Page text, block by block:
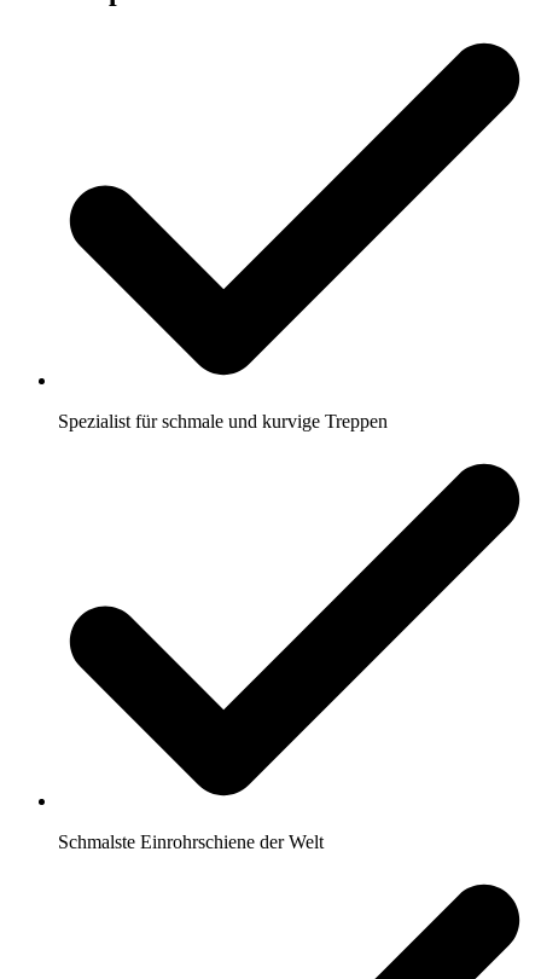
Spezialist für schmale und kurvige Treppen
Schmalste Einrohrschiene der Welt